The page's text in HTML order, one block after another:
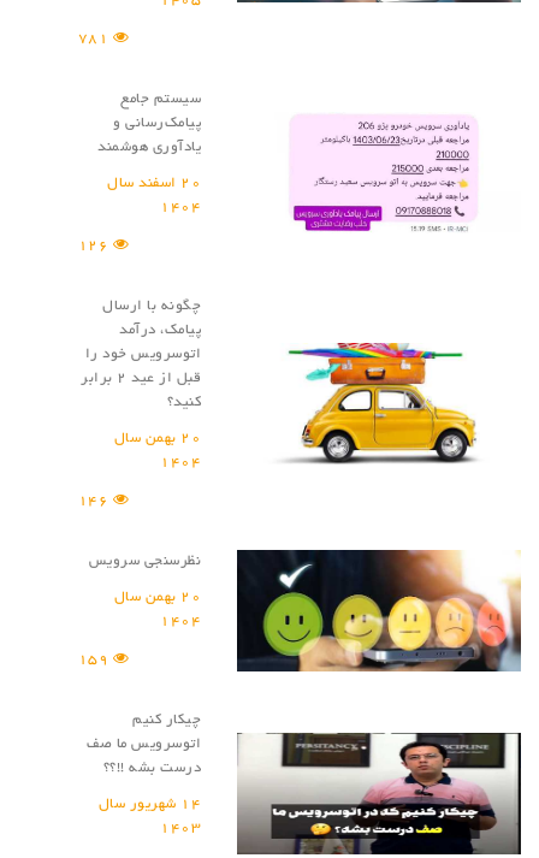
سیستم جامع
پیامک‌رسانی و
یادآوری هوشمند
20 اسفند سال
1404
چگونه با ارسال
پیامک، درآمد
اتوسرویس خود را
قبل از عید ۲ برابر
کنید؟
20 بهمن سال
1404
نظر‌سنجی سرویس
20 بهمن سال
1404
چیکار کنیم
اتوسرویس ما صف
درست بشه !!؟؟
14 شهریور سال
1403